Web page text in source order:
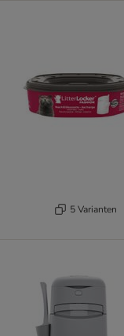
5 Varianten